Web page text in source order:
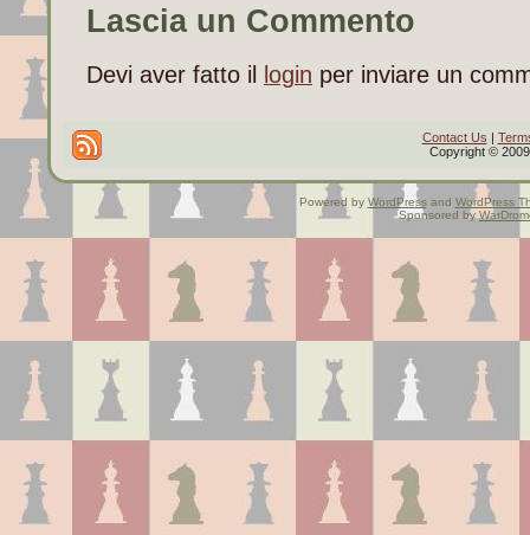
Lascia un Commento
Devi aver fatto il login per inviare un
Contact Us |
Copyright ©
Powered by WordPressand WordPress
Sponsored by